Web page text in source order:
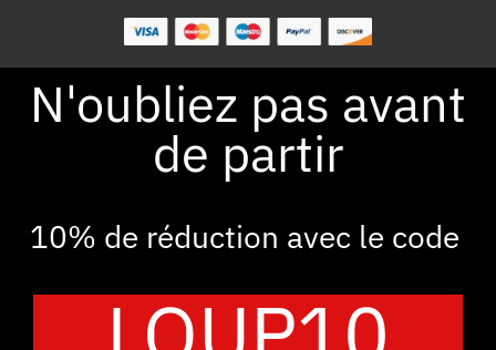
N'oubliez pas avant
de partir
10% de réduction avec le code